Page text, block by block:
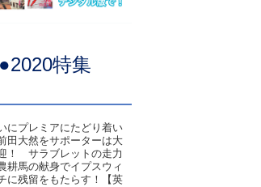
特集
にプレミアにたどり着い
田大然をサポーターは大
！ サラブレットの走力
耕馬の献身でイプスウィ
に残留をもたらす！【英